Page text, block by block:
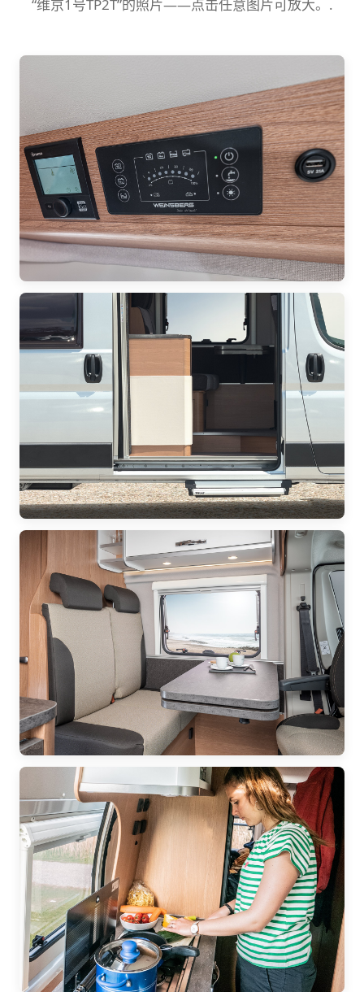
“维京1号TP2T”的照片——点击任意图片可放大。.